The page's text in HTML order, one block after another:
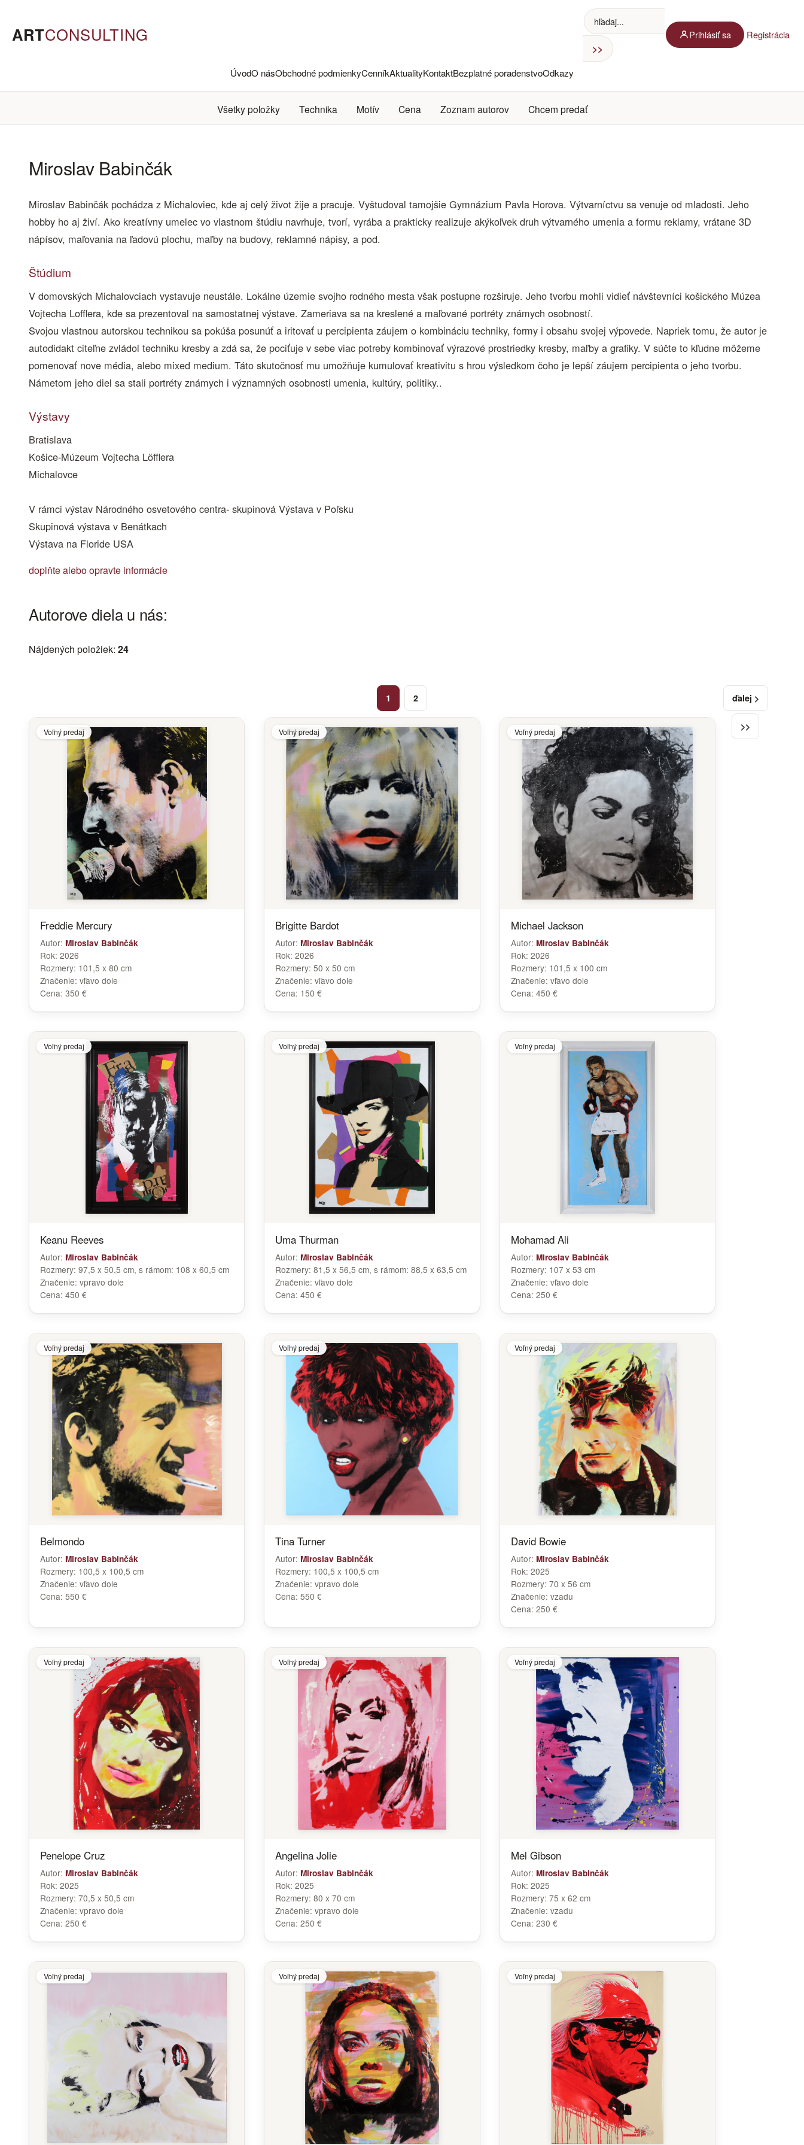
ARTCONSULTING
ÚvodO násObchodné podmienkyCenníkAktualityKontaktBezplatné poradenstvoOdkazy
Prihlásiť sa Registrácia
Všetky položky Technika Motív Cena Zoznam autorov Chcem predať
Miroslav Babinčák
Miroslav Babinčák pochádza z Michaloviec, kde aj celý život žije a pracuje. Vyštudoval tamojšie Gymnázium Pavla Horova. Výtvarníctvu sa venuje od mladosti. Jeho
hobby ho aj živí. Ako kreatívny umelec vo vlastnom štúdiu navrhuje, tvorí, vyrába a prakticky realizuje akýkoľvek druh výtvarného umenia a formu reklamy, vrátane 3D
nápísov, maľovania na ľadovú plochu, maľby na budovy, reklamné nápisy, a pod.
Štúdium
V domovských Michalovciach vystavuje neustále. Lokálne územie svojho rodného mesta však postupne rozširuje. Jeho tvorbu mohli vidieť návštevníci košického Múzea
Vojtecha Lofflera, kde sa prezentoval na samostatnej výstave. Zameriava sa na kreslené a maľované portréty známych osobností.
Svojou vlastnou autorskou technikou sa pokúša posunúť a iritovať u percipienta záujem o kombináciu techniky, formy i obsahu svojej výpovede. Napriek tomu, že autor je
autodidakt citeľne zvládol techniku kresby a zdá sa, že pociťuje v sebe viac potreby kombinovať výrazové prostriedky kresby, maľby a grafiky. V súčte to kľudne môžeme
pomenovať nove média, alebo mixed medium. Táto skutočnosť mu umožňuje kumulovať kreativitu s hrou výsledkom čoho je lepší záujem percipienta o jeho tvorbu.
Námetom jeho diel sa stali portréty známych i významných osobnosti umenia, kultúry, politiky..
Výstavy
Bratislava
Košice-Múzeum Vojtecha Löfflera
Michalovce
V rámci výstav Národného osvetového centra- skupinová Výstava v Poľsku
Skupinová výstava v Benátkach
Výstava na Floride USA
doplňte alebo opravte informácie
Autorove diela u nás:
Nájdených položiek: 24
ďalej >
>>
1 2
Voľný predaj
Freddie Mercury
Autor: Miroslav Babinčák
Rok: 2026
Rozmery: 101,5 x 80 cm
Značenie: vľavo dole
Cena: 350 €
Voľný predaj
Brigitte Bardot
Autor: Miroslav Babinčák
Rok:2026
Rozmery:50 x 50 cm
Značenie:vľavo dole
Cena: 150 €
Voľný predaj
Michael Jackson
Autor: Miroslav Babinčák
Rok: 2026
Rozmery: 101,5 x 100 cm
Značenie: vľavo dole
Cena: 450 €
Voľný predaj
Keanu Reeves
Autor: Miroslav Babinčák
Rozmery: 97,5 x 50,5 cm, s rámom: 108 x 60,5 cm
Značenie: vpravo dole
Cena: 450 €
Voľný predaj
Uma Thurman
Autor: Miroslav Babinčák
Rozmery:81,5 x 56,5 cm, s rámom: 88,5 x 63,5 cm
Značenie:vľavo dole
Cena: 450 €
Voľný predaj
Mohamad Ali
Autor: Miroslav Babinčák
Rozmery: 107 x 53 cm
Značenie: vľavo dole
Cena: 250 €
Voľný predaj
Belmondo
Autor: Miroslav Babinčák
Rozmery: 100,5 x 100,5 cm
Značenie: vľavo dole
Cena: 550 €
Voľný predaj
Tina Turner
Autor: Miroslav Babinčák
Rozmery: 100,5 x 100,5 cm
Značenie:vpravo dole
Cena: 550 €
Voľný predaj
David Bowie
Autor: Miroslav Babinčák
Rok: 2025
Rozmery: 70 x 56 cm
Značenie: vzadu
Cena: 250 €
Voľný predaj
Penelope Cruz
Autor: Miroslav Babinčák
Rok: 2025
Rozmery: 70,5 x 50,5 cm
Značenie: vpravo dole
Cena: 250 €
Voľný predaj
Angelina Jolie
Autor: Miroslav Babinčák
Rok:2025
Rozmery:80 x 70 cm
Značenie:vpravo dole
Cena: 250 €
Voľný predaj
Mel Gibson
Autor: Miroslav Babinčák
Rok: 2025
Rozmery: 75 x 62 cm
Značenie: vzadu
Cena: 230 €
Voľný predaj Voľný predaj Voľný predaj